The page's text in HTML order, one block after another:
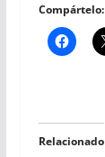
Compártelo:
Relacionado